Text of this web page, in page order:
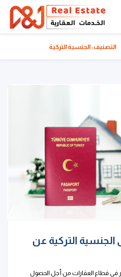
التصنيف: الجنسية التركية
التركية عن
في قطاع العقارات من أجل الحصول